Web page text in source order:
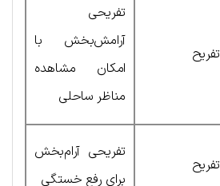
تفریح
تفریحی
آرامش‌بخش با
امکان مشاهده
مناظر ساحلی
تفریح
تفریحی آرام‌‌بخش
برای رفع خستگی